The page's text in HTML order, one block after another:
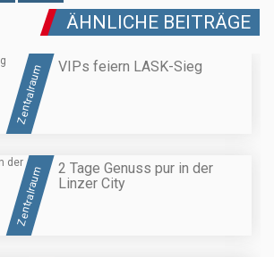
ÄHNLICHE BEITRÄGE
Zentralraum VIPs feiern LASK-Sieg
Zentralraum
2 Tage Genuss pur in der
Linzer City